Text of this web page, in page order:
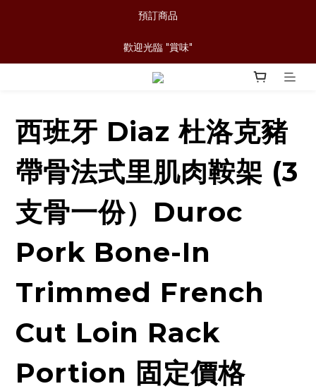
預訂商品
歡迎光臨 "賞味"
西班牙 Diaz 杜洛克豬
帶骨法式里肌肉鞍架 (3
支骨一份）Duroc
Pork Bone-In
Trimmed French
Cut Loin Rack
Portion 固定價格